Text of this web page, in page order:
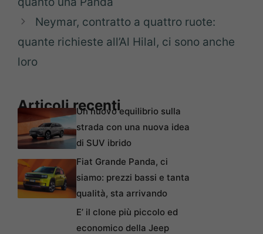
Neymar, contratto a quattro ruote:
quante richieste all’Al Hilal, ci sono anche
loro
Articoli recentiUn nuovo equilibrio sulla
strada con una nuova idea
di SUV ibrido
Fiat Grande Panda, ci
siamo: prezzi bassi e tanta
qualità, sta arrivando
E’ il clone più piccolo ed
economico della Jeep